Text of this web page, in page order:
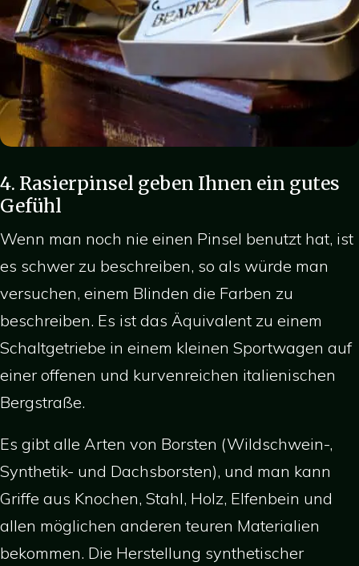
4. Rasierpinsel geben Ihnen ein gutes
Gefühl
Wenn man noch nie einen Pinsel benutzt hat, ist
es schwer zu beschreiben, so als würde man
versuchen, einem Blinden die Farben zu
beschreiben. Es ist das Äquivalent zu einem
Schaltgetriebe in einem kleinen Sportwagen auf
einer offenen und kurvenreichen italienischen
Bergstraße.
Es gibt alle Arten von Borsten (Wildschwein-,
Synthetik- und Dachsborsten), und man kann
Griffe aus Knochen, Stahl, Holz, Elfenbein und
allen möglichen anderen teuren Materialien
bekommen. Die Herstellung synthetischer